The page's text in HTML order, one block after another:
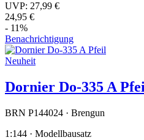
UVP: 27,99 €
24,95 €
- 11%
Benachrichtigung
Neuheit
Dornier Do-335 A
BRN P144024 · Brengun
1:144 · Modellbausatz